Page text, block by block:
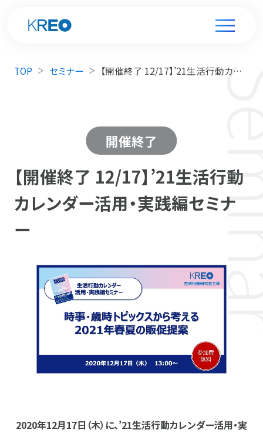
TOP セミナー 【開催終了 12/17】’21生活行動カレンダー活用・実践編セミナー
開催終了
【開催終了 12/17】’21生活行動
カレンダー活用・実践編セミナ
ー
2020年12月17日（木）に、’21生活行動カレンダー活用・実